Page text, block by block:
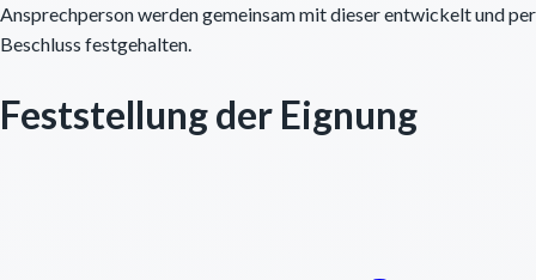
Ansprechperson werden gemeinsam mit dieser entwickelt und per
Beschluss festgehalten.
Feststellung der Eignung